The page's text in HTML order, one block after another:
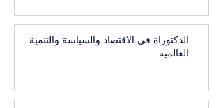
الدكتوراة في الاقتصاد والسياسة والتنمية
العالمية